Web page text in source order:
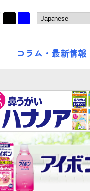
白 黒
コラム・最新情報